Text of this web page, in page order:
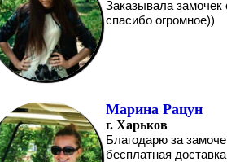
Заказывала замочек
спасибо огромное))
Марина Рацун
г. Харьков
Благодарю за
бесплатная